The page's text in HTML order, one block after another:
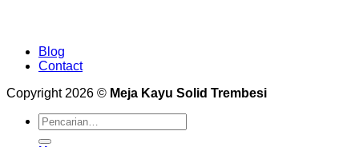
Blog
Contact
Copyright 2026 © Meja Kayu Solid Trembesi
Pencarian
untuk: